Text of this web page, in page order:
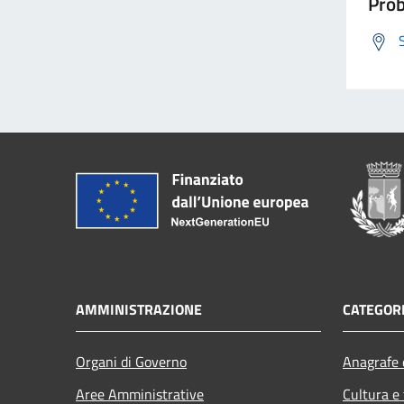
AMMINISTRAZIONE
Organi di Governo
Aree Amministrative
Cultura